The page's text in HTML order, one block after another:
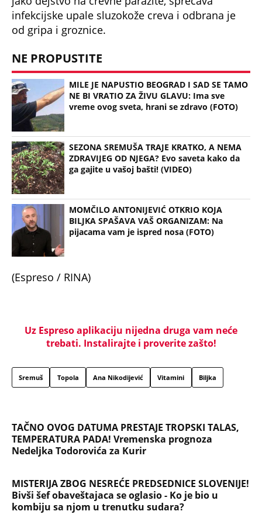
infekcijske upale sluzokože creva i odbrana je
od gripa i groznice.
NE PROPUSTITE
MILE JE NAPUSTIO BEOGRAD I SAD SE TAMO
NE BI VRATIO ZA ŽIVU GLAVU: Ima sve
vreme ovog sveta, hrani se zdravo (FOTO)
SEZONA SREMUŠA TRAJE KRATKO, A NEMA
ZDRAVIJEG OD NJEGA? Evo saveta kako da
ga gajite u vašoj bašti! (VIDEO)
MOMČILO ANTONIJEVIĆ OTKRIO KOJA
BILJKA SPAŠAVA VAŠ ORGANIZAM: Na
pijacama vam je ispred nosa (FOTO)
(Espreso / RINA)
Uz Espreso aplikaciju nijedna druga vam neće
trebati. Instalirajte i proverite zašto!
Sremuš Topola Ana Nikodijević Vitamini Biljka
TAČNO OVOG DATUMA PRESTAJE TROPSKI TALAS,
TEMPERATURA PADA! Vremenska prognoza
Nedeljka Todorovića za Kurir
MISTERIJA ZBOG NESREĆE PREDSEDNICE SLOVENIJE!
Bivši šef obaveštajaca se oglasio - Ko je bio u
kombiju sa njom u trenutku sudara?